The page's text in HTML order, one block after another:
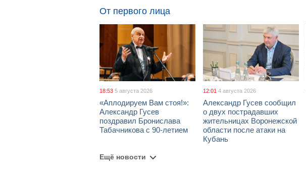
От первого лица
18:53 5 августа 2026
«Аплодируем Вам стоя!»:
Александр Гусев
поздравил Бронислава
Табачникова с 90-летием
12:01 4 августа 2026
Александр Гусев сообщил
о двух пострадавших
жительницах Воронежской
области после атаки на
Кубань
Ещё новости